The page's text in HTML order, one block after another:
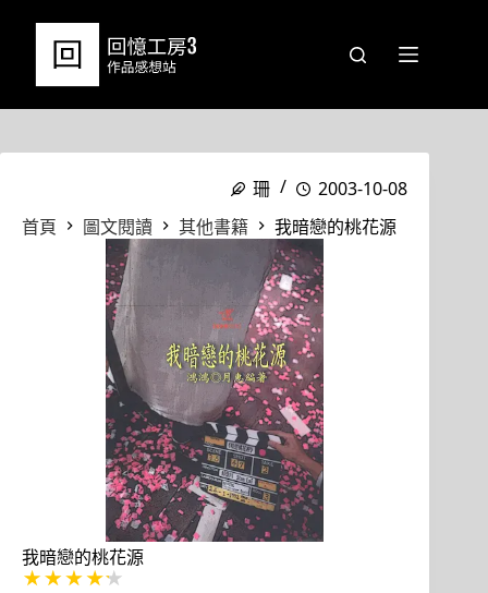
珊
2003-10-08
首頁
圖文閱讀 其他書籍 我暗戀的桃花源
我暗戀的桃花源